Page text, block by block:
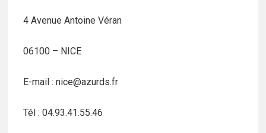
4 Avenue Antoine Véran
06100 – NICE
E-mail : nice@azurds.fr
Tél : 04.93.41.55.46